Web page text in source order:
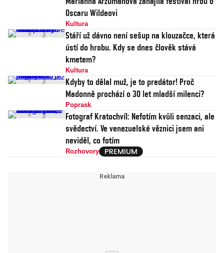
Oscaru Wildeovi
Kultura
Stáří už dávno není sešup na klouzačce, která
ústí do hrobu. Kdy se dnes člověk stává
kmetem?
Kultura
Kdyby to dělal muž, je to predátor! Proč
Madonně prochází o 30 let mladší milenci?
Poprask
Fotograf Kratochvíl: Nefotím kvůli senzaci, ale
svědectví. Ve venezuelské věznici jsem ani
neviděl, co fotím
Rozhovory